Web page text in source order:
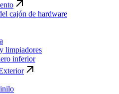
cajón de hardware
limpiadores
inferior